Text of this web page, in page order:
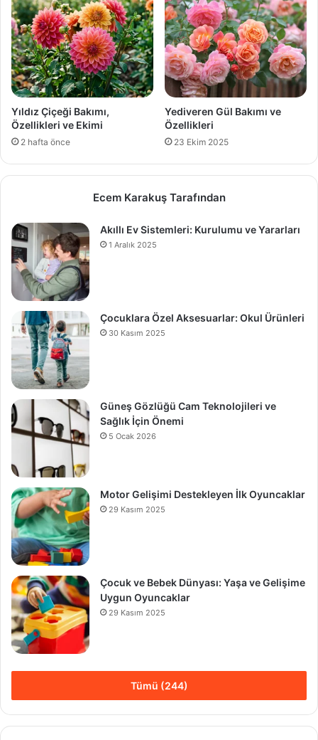
Yıldız Çiçeği Bakımı,
Özellikleri ve Ekimi
2 hafta önce
Yediveren Gül Bakımı ve
Özellikleri
23 Ekim 2025
Ecem Karakuş Tarafından
Akıllı Ev Sistemleri: Kurulumu ve Yararları
1 Aralık 2025
Çocuklara Özel Aksesuarlar: Okul Ürünleri
30 Kasım 2025
Güneş Gözlüğü Cam Teknolojileri ve
Sağlık İçin Önemi
5 Ocak 2026
Motor Gelişimi Destekleyen İlk Oyuncaklar
29 Kasım 2025
Çocuk ve Bebek Dünyası: Yaşa ve Gelişime
Uygun Oyuncaklar
29 Kasım 2025
Tümü (244)